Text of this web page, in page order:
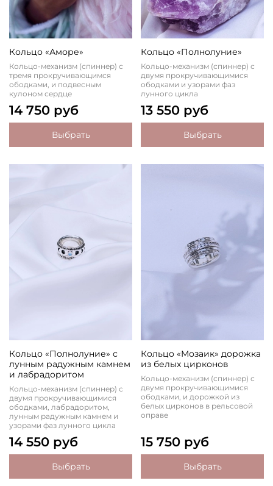
Кольцо «Аморе»
Кольцо-механизм (спиннер) с
тремя прокручивающимся
ободками, и подвесным
кулоном сердце
14 750 руб
Выбрать
Кольцо «Полнолуние»
Кольцо-механизм (спиннер) с
двумя прокручивающимися
ободками и узорами фаз
лунного цикла
13 550 руб
Выбрать
Кольцо «Полнолуние» с
лунным радужным камнем
и лабрадоритом
Кольцо-механизм (спиннер) с
двумя прокручивающимися
ободками, лабрадоритом,
лунным радужным камнем и
узорами фаз лунного цикла
14 550 руб
Выбрать
Кольцо «Мозаик» дорожка
из белых цирконов
Кольцо-механизм (спиннер) с
двумя прокручивающимися
ободками, и дорожкой из
белых цирконов в рельсовой
оправе
15 750 руб
Выбрать